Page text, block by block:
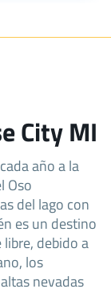
City MI
año a la
Oso
del lago con
es un destino
debido a
los
nevadas